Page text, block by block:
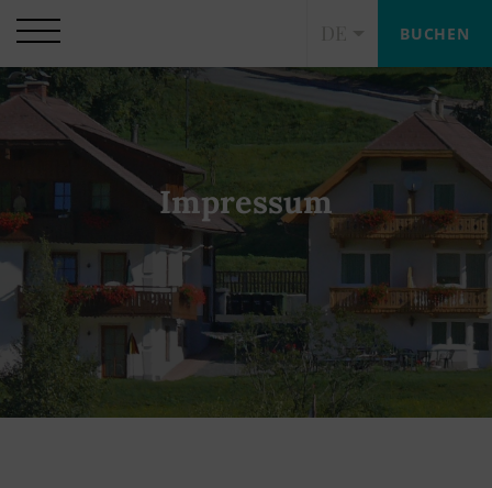
BUCHEN
Impressum